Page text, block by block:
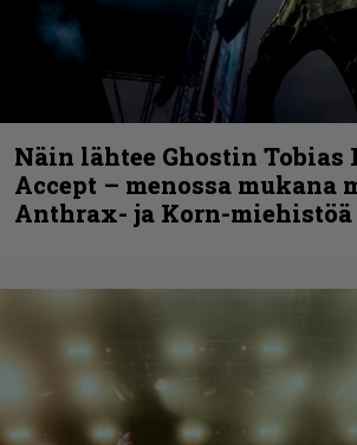
Näin lähtee Ghostin Tobias
Accept – menossa mukana
Anthrax- ja Korn-miehistöä